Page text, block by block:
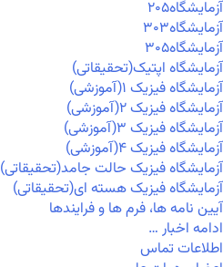
آزمايشگاه۲۰۵
آزمايشگاه۳۰۳
آزمايشگاه۳۰۵
آزمایشگاه اپتیک(تحقیقاتی)
آزمایشگاه فیزیک ۱(آموزشی)
آزمایشگاه فیزیک ۲(آموزشی)
آزمایشگاه فیزیک ۳(آموزشی)
آزمایشگاه فیزیک ۴(آموزشی)
آزمایشگاه فیزیک حالت جامد(تحقیقاتی)
آزمایشگاه فیزیک هسته ای(تحقیقاتی)
آیین نامه ها، فرم ها و فرایندها
ادامه اخبار …
اطلاعات تماس